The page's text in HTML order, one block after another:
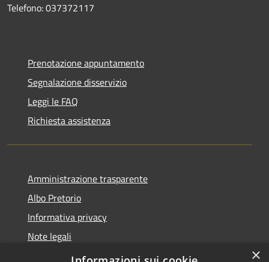
Telefono: 037372117
Prenotazione appuntamento
Segnalazione disservizio
Leggi le FAQ
Richiesta assistenza
Amministrazione trasparente
Albo Pretorio
Informativa privacy
Note legali
Dichiarazione di accessibilità
×